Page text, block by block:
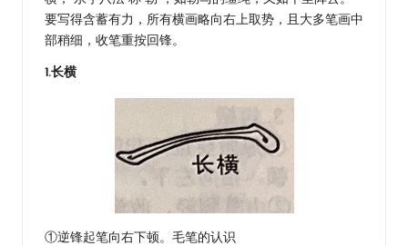
要写得含蓄有力，所有横画略向右上取势，且大多笔画中
部稍细，收笔重按回锋。
1.长横
①逆锋起笔向右下顿。毛笔的认识